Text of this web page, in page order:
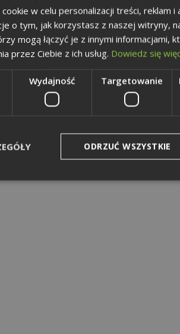
w celu personalizacji treści, reklam
o tym, jak korzystasz z naszej witryny,
mogą łączyć je z innymi informacjami,
przez Ciebie z ich usług. Dowiedz się
Wydajność Targetowanie
ODRZUĆ WSZYSTKIE